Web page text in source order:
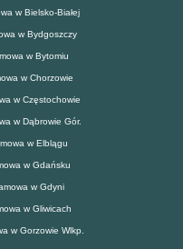
w Bielsko-Białej
w Bydgoszczy
w Bytomiu
w Chorzowie
w Częstochowie
w Dąbrowie Gór.
w Elblągu
w Gdańsku
w Gdyni
w Gliwicach
w Gorzowie Wlkp.